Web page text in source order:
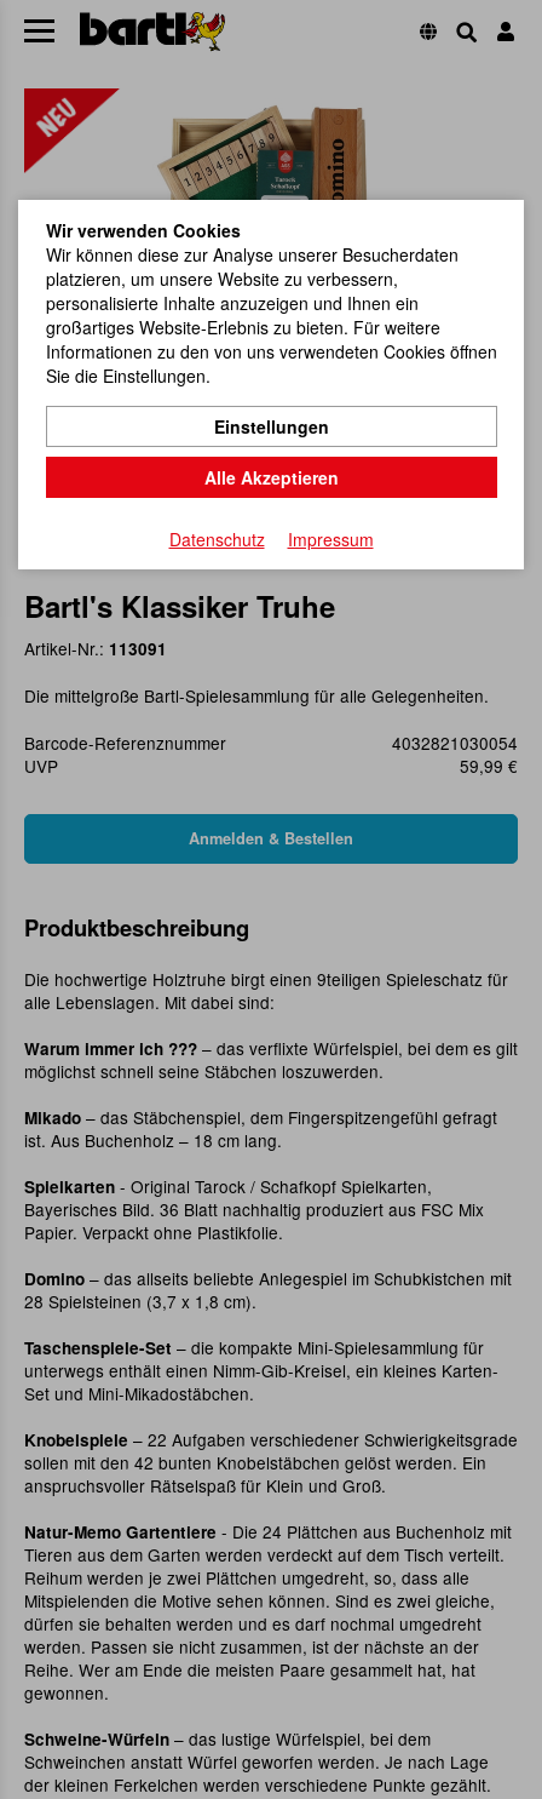
Bartl's Klassiker Truhe
Artikel-Nr.: 113091
Die mittelgroße Bartl-Spielesammlung für alle Gelegenheiten.
Barcode-Referenznummer
4032821030054
UVP
59,99 €
Produktbeschreibung
Die hochwertige Holztruhe birgt einen 9teiligen Spieleschatz für
alle Lebenslagen. Mit dabei sind:
Warum immer ich ??? – das verflixte Würfelspiel, bei dem es gilt
möglichst schnell seine Stäbchen loszuwerden.
Mikado – das Stäbchenspiel, dem Fingerspitzengefühl gefragt
ist. Aus Buchenholz – 18 cm lang.
Spielkarten - Original Tarock / Schafkopf Spielkarten,
Bayerisches Bild. 36 Blatt nachhaltig produziert aus FSC Mix
Papier. Verpackt ohne Plastikfolie.
Domino – das allseits beliebte Anlegespiel im Schubkistchen mit
28 Spielsteinen (3,7 x 1,8 cm).
Taschenspiele-Set – die kompakte Mini-Spielesammlung für
unterwegs enthält einen Nimm-Gib-Kreisel, ein kleines Karten-
Set und Mini-Mikadostäbchen.
Knobelspiele – 22 Aufgaben verschiedener Schwierigkeitsgrade
sollen mit den 42 bunten Knobelstäbchen gelöst werden. Ein
anspruchsvoller Rätselspaß für Klein und Groß.
Natur-Memo Gartentiere - Die 24 Plättchen aus Buchenholz mit
Tieren aus dem Garten werden verdeckt auf dem Tisch verteilt.
Reihum werden je zwei Plättchen umgedreht, so, dass alle
Mitspielenden die Motive sehen können. Sind es zwei gleiche,
dürfen sie behalten werden und es darf nochmal umgedreht
werden. Passen sie nicht zusammen, ist der nächste an der
Reihe. Wer am Ende die meisten Paare gesammelt hat, hat
gewonnen.
Schweine-Würfeln – das lustige Würfelspiel, bei dem
Schweinchen anstatt Würfel geworfen werden. Je nach Lage
der kleinen Ferkelchen werden verschiedene Punkte gezählt.
Wir verwenden Cookies
Wir können diese zur Analyse unserer Besucherdaten
platzieren, um unsere Website zu verbessern,
personalisierte Inhalte anzuzeigen und Ihnen ein
großartiges Website-Erlebnis zu bieten. Für weitere
Informationen zu den von uns verwendeten Cookies öffnen
Sie die Einstellungen.
Einstellungen
Alle Akzeptieren
Datenschutz Impressum